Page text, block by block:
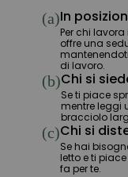
(a)In
Per chi
offre una
di lavoro.
(b)Chi si
Se ti piace
mentre leggi
bracciolo
(c)Chi si
Se hai
letto e ti
fa per te.